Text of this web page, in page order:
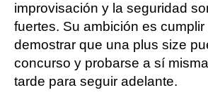
improvisación y la seguridad
fuertes. Su ambición es
demostrar que una plus size
concurso y probarse a sí
tarde para seguir adelante.